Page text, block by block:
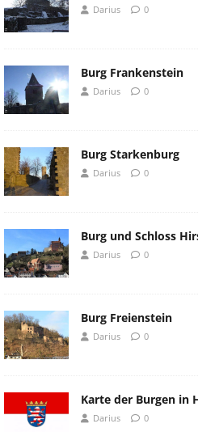
Darius 0
Burg Frankenstein
Darius 0
Burg Starkenburg
Darius 0
Burg und Schloss
Darius 0
Burg Freienstein
Darius 0
Karte der Burgen in
Darius 0